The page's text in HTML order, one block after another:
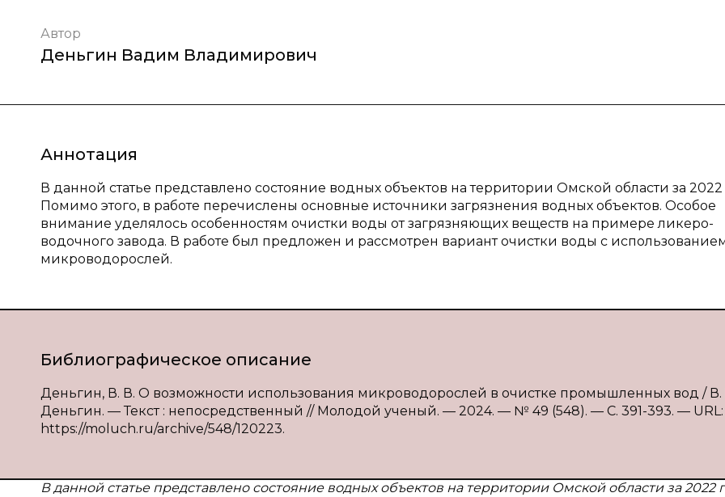
Автор
Деньгин Вадим Владимирович
Аннотация
В данной статье представлено состояние водных объектов на территории Омской области за 2022
Помимо этого, в работе перечислены основные источники загрязнения водных объектов. Особое
внимание уделялось особенностям очистки воды от загрязняющих веществ на примере ликеро-
водочного завода. В работе был предложен и рассмотрен вариант очистки воды с
микроводорослей.
Библиографическое описание
Деньгин, В. В. О возможности использования микроводорослей в очистке промышленных вод / В.
Деньгин. — Текст : непосредственный // Молодой ученый. — 2024. — № 49 (548). — С. 391-393. — URL:
https://moluch.ru/archive/548/120223.
В данной статье представлено состояние водных объектов на территории Омской области за 2022